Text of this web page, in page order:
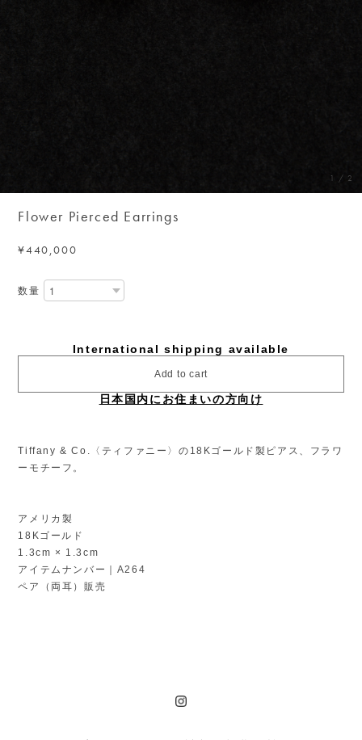
1 / 2
Flower Pierced Earrings
¥440,000
数量
International shipping available
Add to cart
日本国内にお住まいの方向け
Tiffany & Co.〈ティファニー〉の18Kゴールド製ピアス、フラワ
ーモチーフ。
アメリカ製
18Kゴールド
1.3cm × 1.3cm
アイテムナンバー｜A264
ペア（両耳）販売